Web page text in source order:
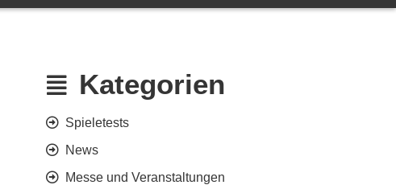
Kategorien
Spieletests
News
Messe und Veranstaltungen